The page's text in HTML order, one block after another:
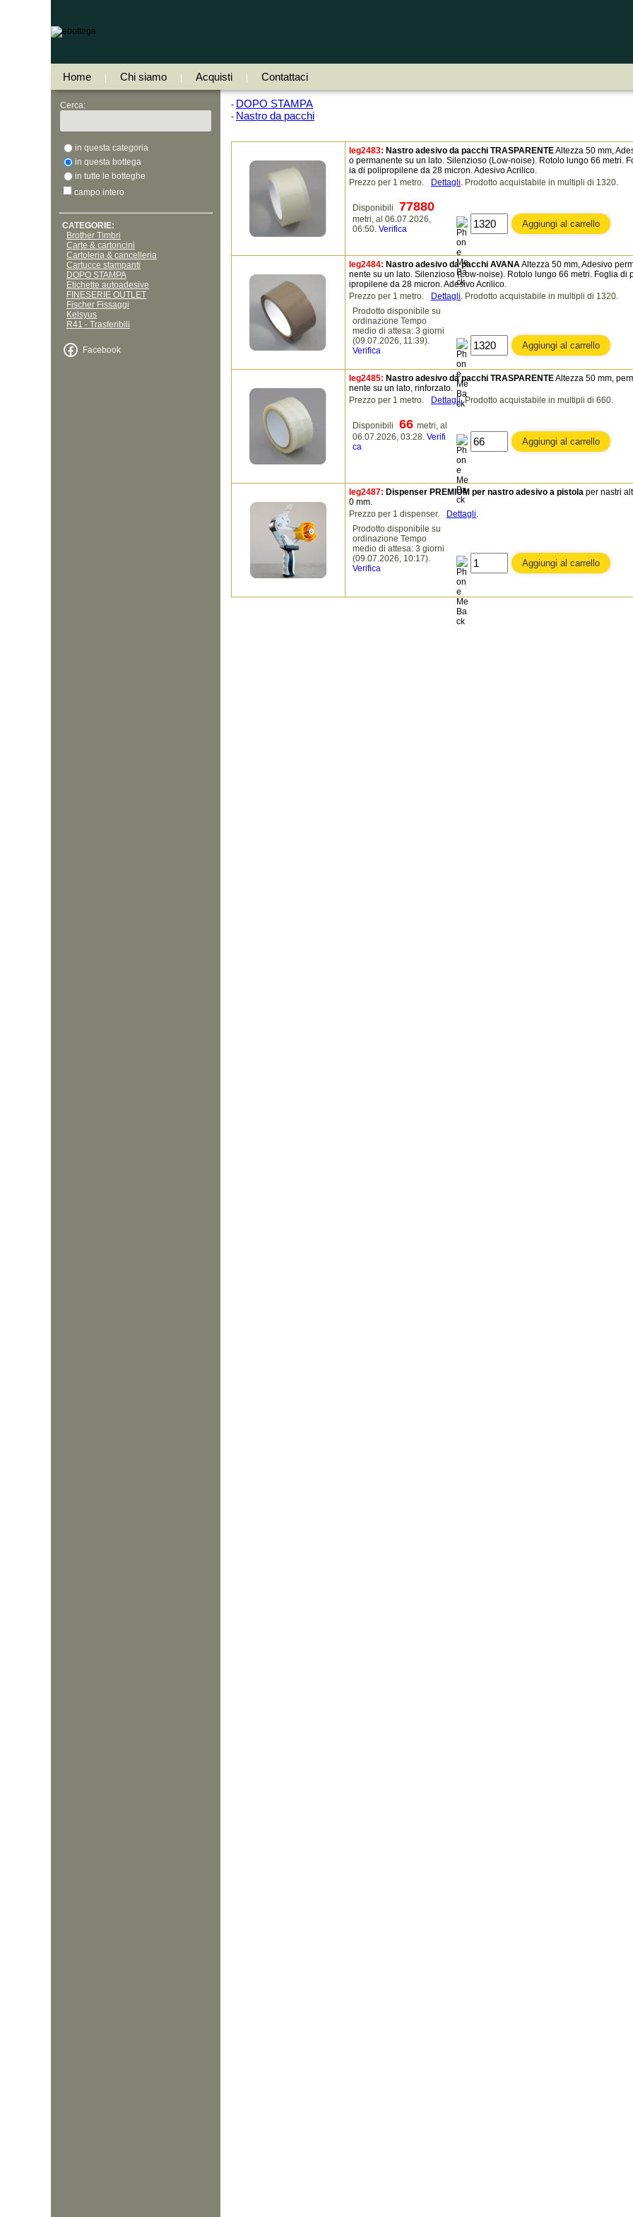
Home Chi siamo Acquisti Contattaci
Cerca:
in questa categoria
in questa bottega
in tutte le botteghe
campo intero
CATEGORIE:
Brother Timbri
Carte & cartoncini
Cartoleria & cancelleria
Cartucce stampanti
DOPO STAMPA
Etichette autoadesive
FINESERIE OUTLET
Fischer Fissaggi
Kelsyus
R41 - Trasferibili
Facebook
- DOPO STAMPA
- Nastro da pacchi
leg2483: Nastro adesivo da pacchi TRASPARENTEAltezza 50 mm,
o permanente su un lato. Silenzioso (Low-noise). Rotolo lungo 66 metri.
ia di polipropilene da 28 micron. Adesivo Acrilico.
Prezzo per 1 metro.
Dettagli. Prodotto acquistabile in multipli di 1320.
Disponibili 77880
metri, al 06.07.2026,
06:50. Verifica
leg2484: Nastro adesivo da pacchi AVANAAltezza 50 mm, Adesivo
nente su un lato. Silenzioso (Low-noise). Rotolo lungo 66 metri. Foglia di
ipropilene da 28 micron. Adesivo Acrilico.
Prezzo per 1 metro.
Dettagli. Prodotto acquistabile in multipli di 1320.
Prodotto disponibile su
ordinazione Tempo
medio di attesa: 3 giorni
(09.07.2026, 11:39).
Verifica
leg2485: Nastro adesivo da pacchi TRASPARENTEAltezza 50 mm,
nente su un lato, rinforzato.
Prezzo per 1 metro.
Dettagli.Prodotto acquistabile in multipli di 660.
Disponibili 66 metri, al
06.07.2026, 03:28. Verifi
ca
leg2487: Dispenser PREMIUM per nastro adesivo a pistola per nastri
0 mm.
Prezzo per 1 dispenser.
Dettagli.
Prodotto disponibile su
ordinazione Tempo
medio di attesa: 3 giorni
(09.07.2026, 10:17).
Verifica